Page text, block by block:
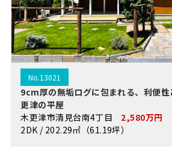
No.13021
9cm厚の無垢ログに包まれる、利便
更津の平屋
木更津市清見台南4丁目 2,580万円
2DK / 202.29㎡（61.19坪）